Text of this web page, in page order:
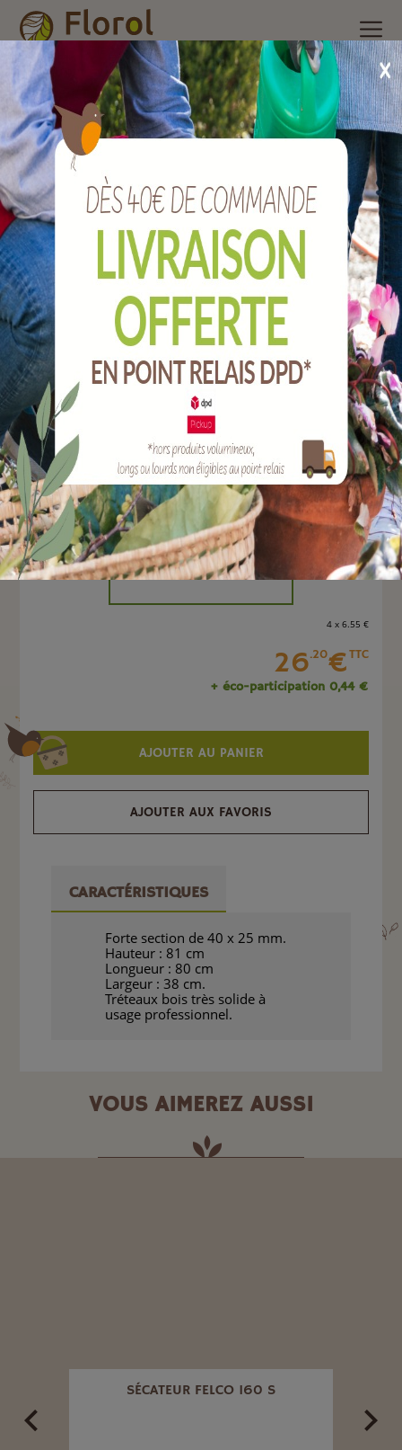
Accueil Nos produits /Outils de jardin/ Taillanderie,
sécateurs et bucheronnage/Tréteaux frène.
Tréteaux frène.
Ref :
JTTH
EAN :3700279603311
Marque :
SOERGEN Distribution
Quantité :
Unité
-
4 x 6.55 €
26.20€TTC
+ éco-participation 0,44 €
AJOUTER AU PANIER
AJOUTER AUX FAVORIS
CARACTÉRISTIQUES
Forte section de 40 x 25 mm.
Hauteur : 81 cm
Longueur : 80 cm
Largeur : 38 cm.
Tréteaux bois très solide à
usage professionnel.
VOUS AIMEREZ AUSSI
SÉCATEUR FELCO 160 S